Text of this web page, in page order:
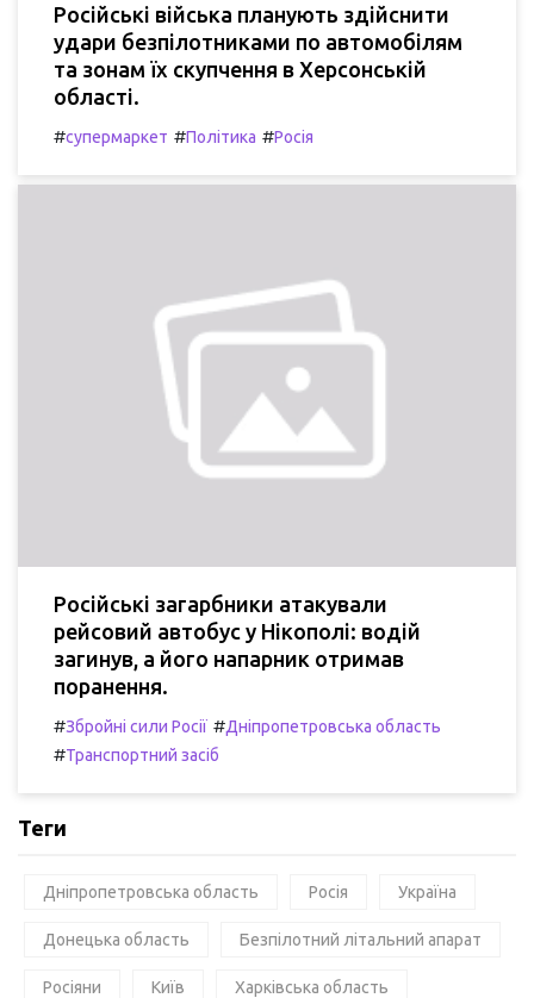
Російські війська планують здійснити
удари безпілотниками по автомобілям
та зонам їх скупчення в Херсонській
області.
#супермаркет #Політика #Росія
Російські загарбники атакували
рейсовий автобус у Нікополі: водій
загинув, а його напарник отримав
поранення.
#Збройні сили Росії #Дніпропетровська область
#Транспортний засіб
Теги
Дніпропетровська область Росія Україна
Донецька область Безпілотний літальний апарат
Росіяни Київ Харківська область